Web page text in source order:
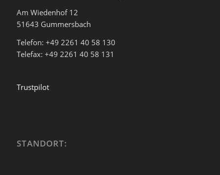
Am Wiedenhof 12
51643 Gummersbach
Telefon: +49 2261 40 58 130
Telefax: +49 2261 40 58 131
Trustpilot
STANDORT: